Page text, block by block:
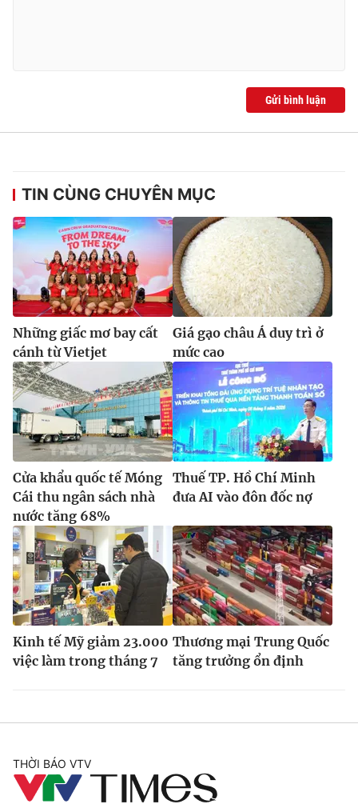
Gửi bình luận
TIN CÙNG CHUYÊN MỤC
Những giấc mơ bay cất
cánh từ Vietjet
Giá gạo châu Á duy trì ở
mức cao
Cửa khẩu quốc tế Móng
Cái thu ngân sách nhà
nước tăng 68%
Thuế TP. Hồ Chí Minh
đưa AI vào đôn đốc nợ
Kinh tế Mỹ giảm 23.000
việc làm trong tháng 7
Thương mại Trung Quốc
tăng trưởng ổn định
THỜI BÁO VTV